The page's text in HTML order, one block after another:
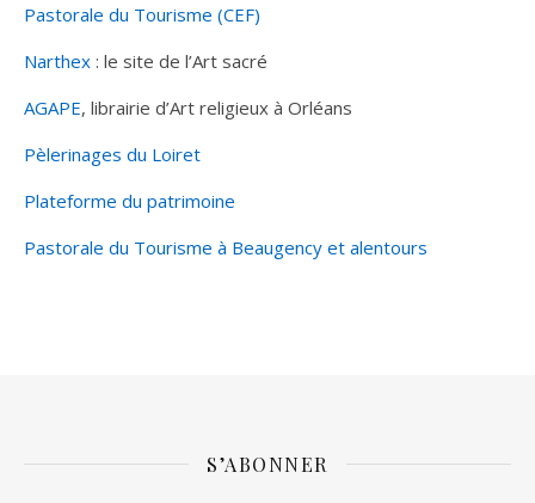
Pastorale du Tourisme (CEF)
Narthex : le site de l’Art sacré
AGAPE, librairie d’Art religieux à Orléans
Pèlerinages du Loiret
Plateforme du patrimoine
Pastorale du Tourisme à Beaugency et alentours
S’ABONNER